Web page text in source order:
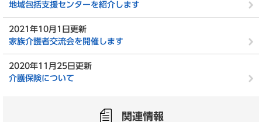
地域包括支援センターを紹介します
2021年10月1日更新
家族介護者交流会を開催します
2020年11月25日更新
介護保険について
関連情報